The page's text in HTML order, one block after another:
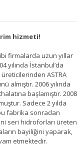
hizmeti!
firmalarda uzun yıllar
yılında İstanbul’da
ASTRA
almıştır. 2006 yılında
başlamıştır. 2008
Sadece 2 yılda
fabrika sonradan
seri hidroforları üreten
bayiliğini yaparak,
etmektedir.